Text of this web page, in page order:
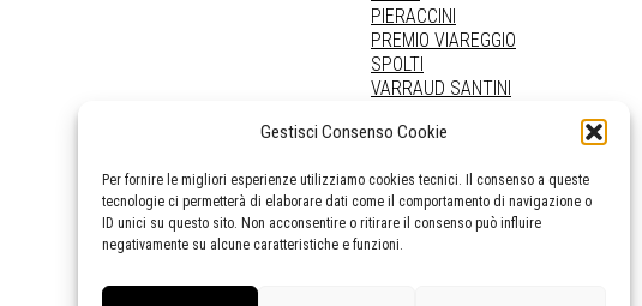
Gestisci Consenso Cookie
Per fornire le migliori esperienze utilizziamo cookies tecnici. Il consenso a queste
tecnologie ci permetterà di elaborare dati come il comportamento di navigazione o
ID unici su questo sito. Non acconsentire o ritirare il consenso può influire
negativamente su alcune caratteristiche e funzioni.
PIERACCINI
PREMIO VIAREGGIO
SPOLTI
VARRAUD SANTINI